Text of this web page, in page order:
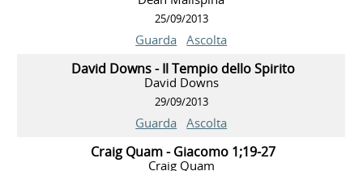
25/09/2013
Guarda Ascolta
David Downs - Il Tempio dello Spirito
David Downs
29/09/2013
Guarda Ascolta
Craig Quam - Giacomo 1;19-27
Craig Quam